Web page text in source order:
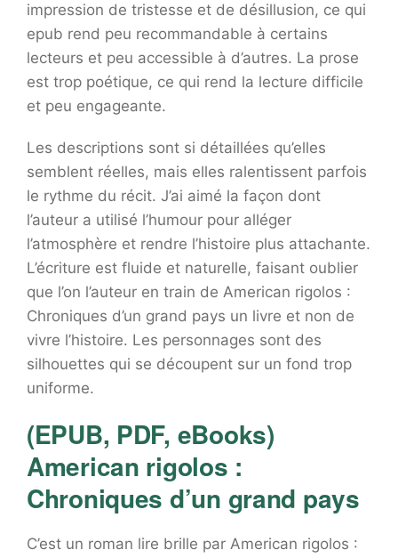
impression de tristesse et de désillusion, ce qui
epub rend peu recommandable à certains
lecteurs et peu accessible à d’autres. La prose
est trop poétique, ce qui rend la lecture difficile
et peu engageante.
Les descriptions sont si détaillées qu’elles
semblent réelles, mais elles ralentissent parfois
le rythme du récit. J’ai aimé la façon dont
l’auteur a utilisé l’humour pour alléger
l’atmosphère et rendre l’histoire plus attachante.
L’écriture est fluide et naturelle, faisant oublier
que l’on l’auteur en train de American rigolos :
Chroniques d’un grand pays un livre et non de
vivre l’histoire. Les personnages sont des
silhouettes qui se découpent sur un fond trop
uniforme.
(EPUB, PDF, eBooks)
American rigolos :
Chroniques d’un grand pays
C’est un roman lire brille par American rigolos :